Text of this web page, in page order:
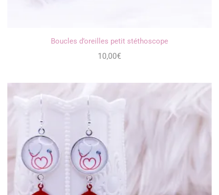
Boucles d’oreilles petit stéthoscope
10,00€